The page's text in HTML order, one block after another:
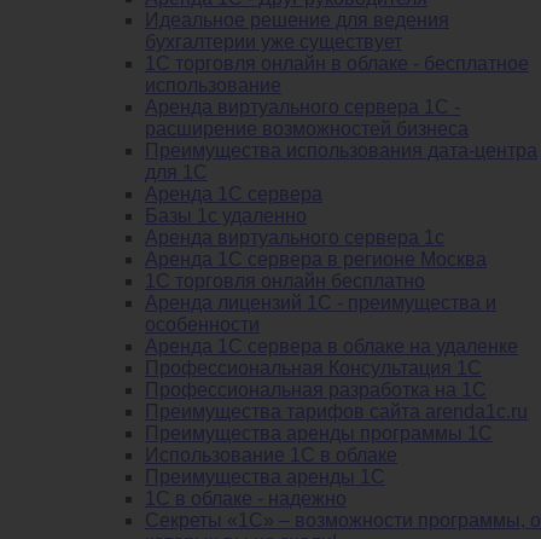
Идеальное решение для ведения
бухгалтерии уже существует
1С торговля онлайн в облаке - бесплатное
использование
Аренда виртуального сервера 1С -
расширение возможностей бизнеса
Преимущества использования дата-центра
для 1С
Аренда 1С сервера
Базы 1с удаленно
Аренда виртуального сервера 1с
Аренда 1С сервера в регионе Москва
1С торговля онлайн бесплатно
Аренда лицензий 1С - преимущества и
особенности
Аренда 1С сервера в облаке на удаленке
Профессиональная Консультация 1С
Профессиональная разработка на 1С
Преимущества тарифов сайта arenda1c.ru
Преимущества аренды программы 1С
Использование 1С в облаке
Преимущества аренды 1С
1С в облаке - надежно
Секреты «1С» – возможности программы, о